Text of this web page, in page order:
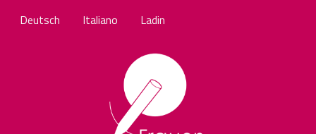
Deutsch Italiano Ladin